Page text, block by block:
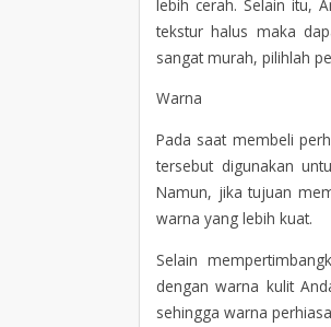
lebih cerah. Selain itu,
tekstur halus maka
sangat murah, pilihlah
Warna
Pada saat membeli
tersebut digunakan
Namun, jika tujuan
warna yang lebih kuat.
Selain
dengan warna kulit
sehingga warna